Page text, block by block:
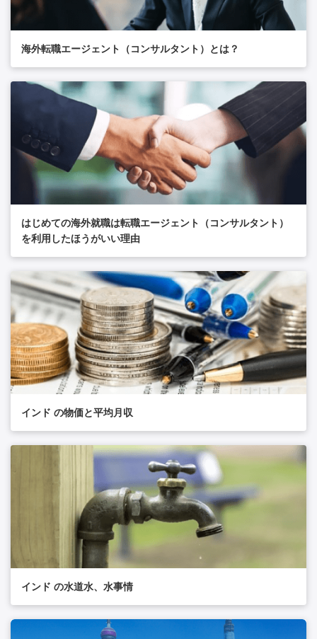
海外転職エージェント（コンサルタント）とは？
はじめての海外就職は転職エージェント（コンサルタント）
を利用したほうがいい理由
インド の物価と平均月収
インド の水道水、水事情